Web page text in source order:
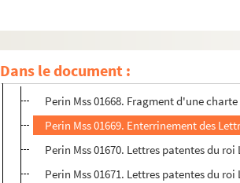
Dans le document :
Cuffies
Cys-la-Commune
Perin Mss 01668. Fragment d'une
Perin Mss 01669. Enterrinement des
Perin Mss 01670. Lettres patentes du
Perin Mss 01671. Lettres patentes du